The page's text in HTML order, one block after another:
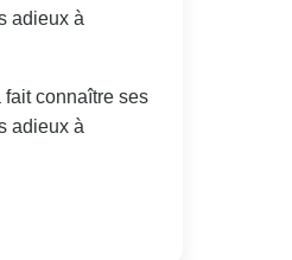
adieux à
fait connaître ses
adieux à